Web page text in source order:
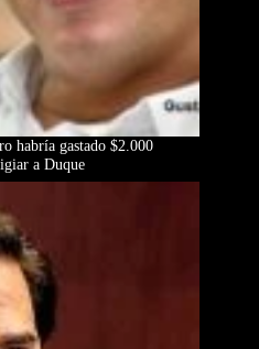
habría gastado $2.000
a Duque